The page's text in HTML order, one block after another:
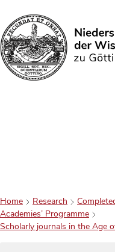
Search
Home Research
Academies’ Programme
Scholarly journals in the Age